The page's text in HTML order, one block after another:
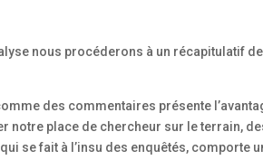
nous procéderons à un récapitulatif
des commentaires présente
notre place de chercheur sur le terrain,
se fait à l’insu des enquêtés, comporte